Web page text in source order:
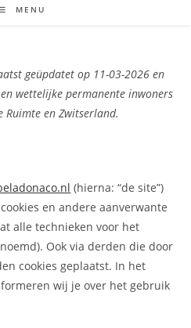
MENU
geüpdatet op 11-03-2026 en
wettelijke permanente inwoners
Ruimte en Zwitserland.
(hierna: “de site”)
en andere aanverwante
alle technieken voor het
Ook via derden die door
cookies geplaatst. In het
wij je over het gebruik